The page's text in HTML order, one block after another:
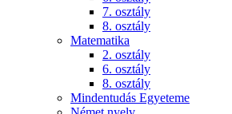
7. osztály
8. osztály
Matematika
2. osztály
6. osztály
8. osztály
Mindentudás Egyeteme